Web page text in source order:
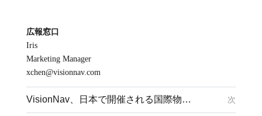
広報窓口
Iris
Marketing Manager
xchen@visionnav.com
VisionNav、日本で開催される国際物流総合展2022で最強の製品ラインアップを披露 次